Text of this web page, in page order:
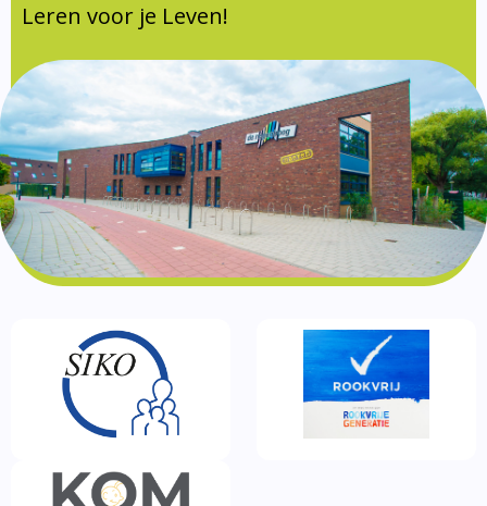
Formulieren
SIKO
Leren voor je Leven!